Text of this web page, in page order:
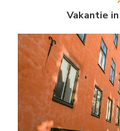
Vakantie